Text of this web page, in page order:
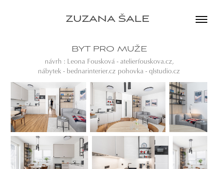
ZUZANA ŠALE
BYT PRO MUŽE
návrh : Leona Fousková - atelierfouskova.cz,
nábytek - bednarinterier.cz pohovka - qlstudio.cz